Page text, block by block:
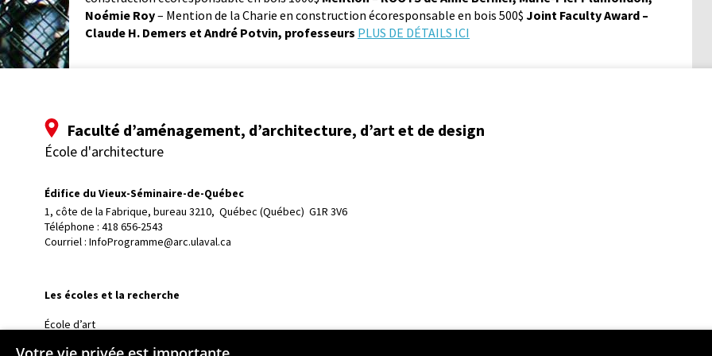
Noémie Roy– Mention de la Charie en construction écoresponsable en bois 500$ Joint Faculty Award –
Claude H. Demers et André Potvin, professeurs PLUS DE DÉTAILS ICI
Faculté d’aménagement, d’architecture, d’art et de design
École d'architecture
Édifice du Vieux-Séminaire-de-Québec
1, côte de la Fabrique, bureau 3210, Québec (Québec)  G1R 3V6
Téléphone : 418 656-2543
Courriel : InfoProgramme@arc.ulaval.ca
Les écoles et la recherche
École d’art